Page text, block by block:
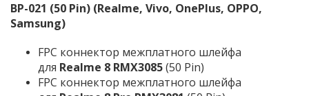
BP-021 (50 Pin) (Realme, Vivo, OnePlus, OPPO,
Samsung)
FPC коннектор межплатного шлейфа
для Realme 8 RMX3085(50 Pin)
FPC коннектор межплатного шлейфа